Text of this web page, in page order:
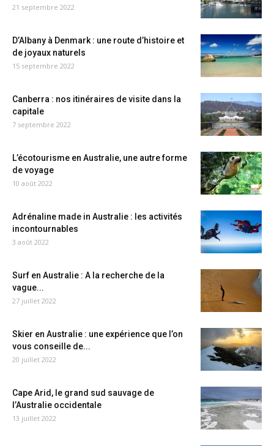
21 septembre 2022
D’Albany à Denmark : une route d’histoire et
de joyaux naturels
15 septembre 2022
Canberra : nos itinéraires de visite dans la
capitale
7 septembre 2022
L’écotourisme en Australie, une autre forme
de voyage
10 août 2022
Adrénaline made in Australie : les activités
incontournables
3 août 2022
Surf en Australie : A la recherche de la
vague...
27 juillet 2022
Skier en Australie : une expérience que l’on
vous conseille de...
20 juillet 2022
Cape Arid, le grand sud sauvage de
l’Australie occidentale
13 juillet 2022